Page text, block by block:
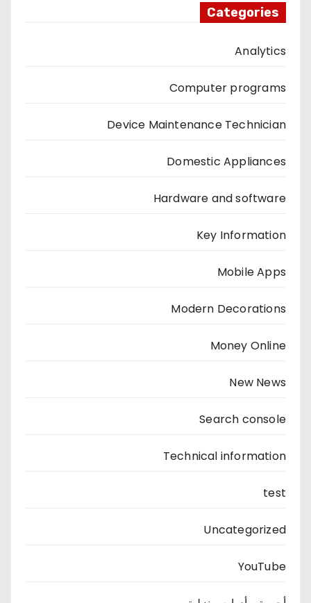
Categories
Analytics
Computer programs
Device Maintenance Technician
Domestic Appliances
Hardware and software
Key Information
Mobile Apps
Modern Decorations
Money Online
New News
Search console
Technical information
test
Uncategorized
YouTube